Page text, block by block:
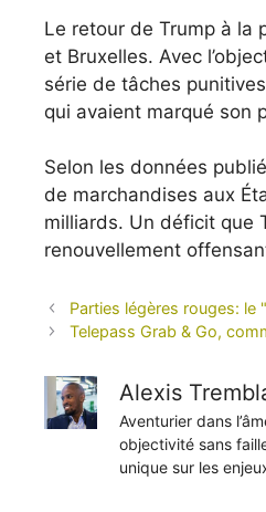
Le retour de Trump à la
et Bruxelles. Avec
série de tâches
qui avaient marqué son
Selon les données
de marchandises aux
milliards. Un déficit que
renouvellement
Parties légères rouges: le
Telepass Grab & Go,
Alexis
Aventurier dans
objectivité sans
unique sur les